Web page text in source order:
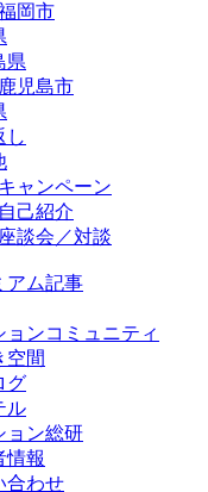
岡市
県
鹿児島市
し
キャンペーン
自己紹介
座談会／対談
アム記事
ョンコミュニティ
空間
グ
ル
ョン総研
情報
合わせ